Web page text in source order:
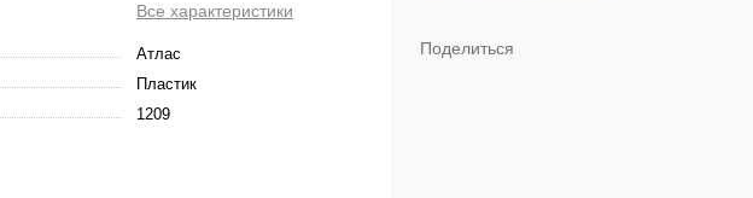
Все характеристики
Атлас
Пластик
1209
Поделиться